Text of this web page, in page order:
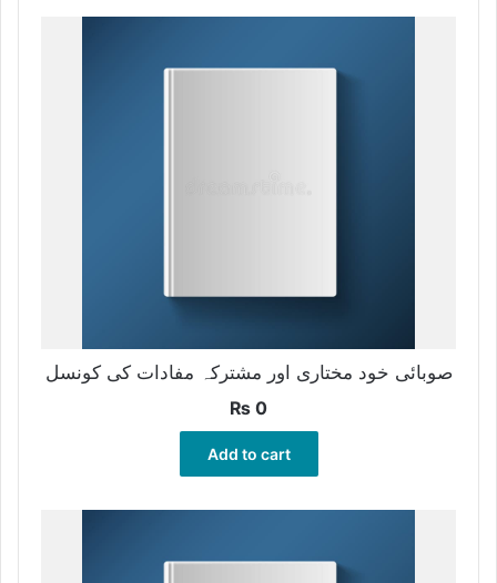
صوبائی خود مختاری اور مشترکہ مفادات کی کونسل
₨ 0
Add to cart